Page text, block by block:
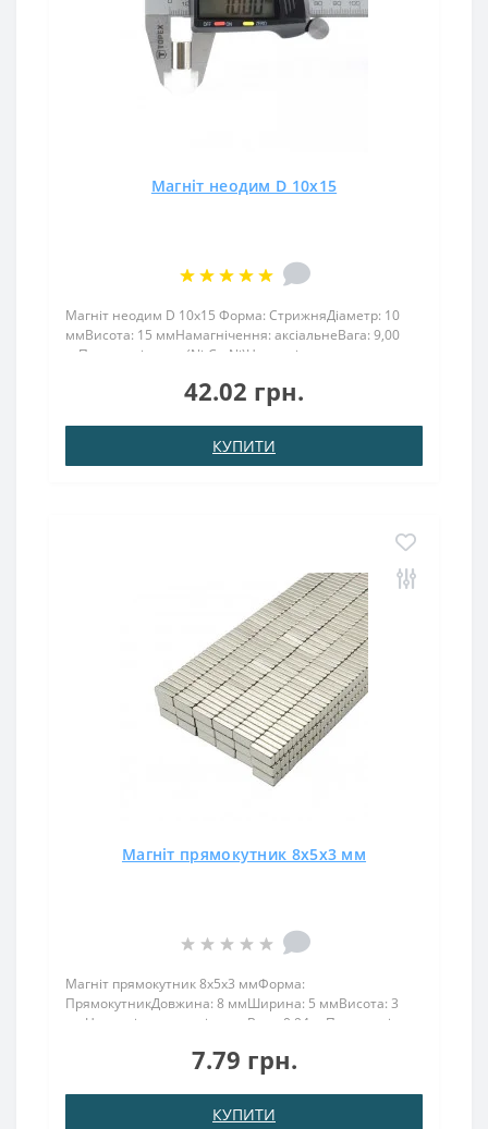
Магніт неодим D 10х15
Магніт неодим D 10х15 Форма: СтрижняДіаметр: 10
ммВисота: 15 ммНамагнічення: аксіальнеВага: 9,00
грПоверх. нікель .: (Ni-Cu-Ni)Намагнічення:
використання: до 80 ° CМагніт 10х15 володіє високою
42.02 грн.
КУПИТИ
Магніт прямокутник 8х5х3 мм
Магніт прямокутник 8х5х3 ммФорма:
ПрямокутникДовжина: 8 ммШирина: 5 ммВисота: 3
ммНамагнічення: аксіальнеВага: 0,94 грПоверх. нікель
кгТемпература використання: до 80 ° CМагніт 8х5х3
7.79 грн.
КУПИТИ